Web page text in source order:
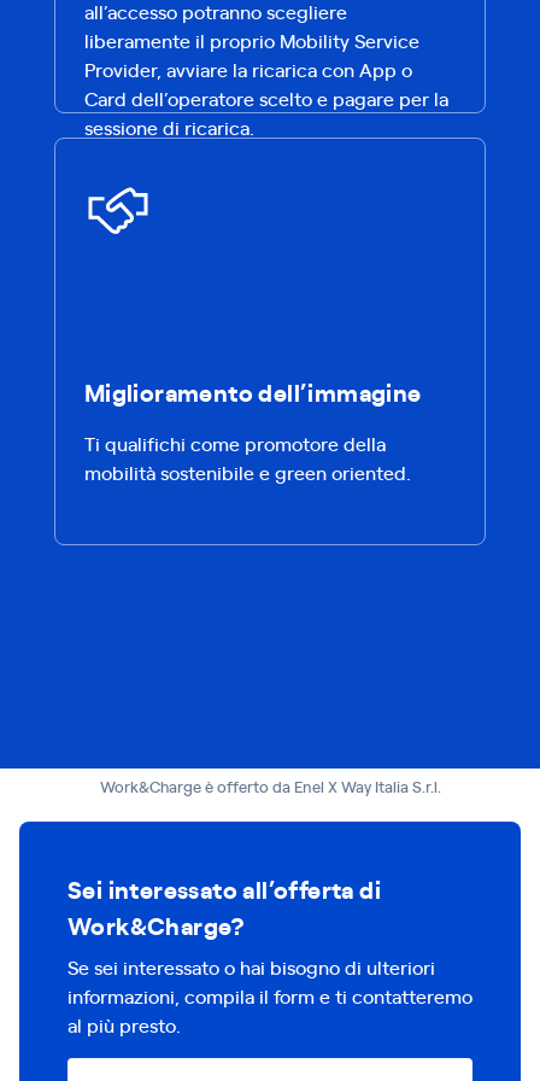
all’accesso potranno scegliere
liberamente il proprio Mobility Service
Provider, avviare la ricarica con App o
Card dell’operatore scelto e pagare per la
sessione di ricarica.
Miglioramento dell’immagine
Ti qualifichi come promotore della
mobilità sostenibile e green oriented.
Work&Charge è offerto da Enel X Way Italia S.r.l.
Sei interessato all’offerta di
Work&Charge?
Se sei interessato o hai bisogno di ulteriori
informazioni, compila il form e ti contatteremo
al più presto.